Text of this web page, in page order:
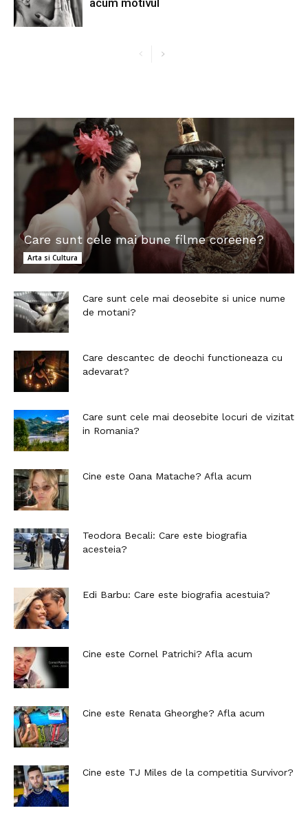
Care sunt cele mai bune filme coreene?
Arta si Cultura
Care sunt cele mai deosebite si unice nume
de motani?
Care descantec de deochi functioneaza cu
adevarat?
Care sunt cele mai deosebite locuri de vizitat
in Romania?
Cine este Oana Matache? Afla acum
Teodora Becali: Care este biografia
acesteia?
Edi Barbu: Care este biografia acestuia?
Cine este Cornel Patrichi? Afla acum
Cine este Renata Gheorghe? Afla acum
Cine este TJ Miles de la competitia Survivor?